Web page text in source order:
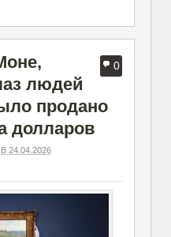
0
людей
продано
долларов